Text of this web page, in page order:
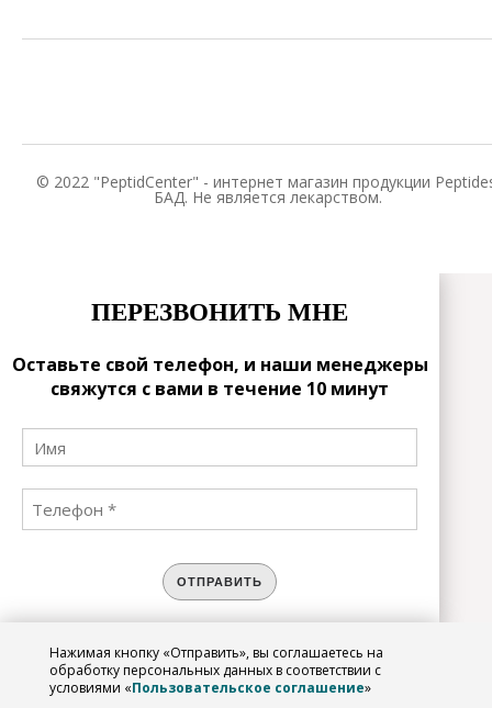
© 2022 "PeptidCenter" - интернет магазин продукции
БАД. Не является лекарством.
ПЕРЕЗВОНИТЬ МНЕ
Оставьте свой телефон, и наши менеджеры
свяжутся с вами в течение 10 минут
ОТПРАВИТЬ
Нажимая кнопку «Отправить», вы соглашаетесь на
обработку персональных данных в соответствии с
условиями «Пользовательское соглашение»
ЗАРЕГИСТРИРОВАТЬСЯ